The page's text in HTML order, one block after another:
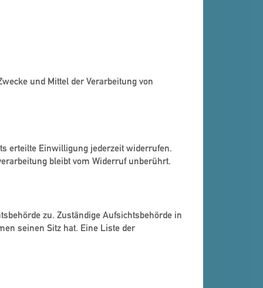
und Mittel der Verarbeitung von
erteilte Einwilligung jederzeit widerrufen.
bleibt vom Widerruf unberührt.
zu. Zuständige Aufsichtsbehörde in
seinen Sitz hat. Eine Liste der